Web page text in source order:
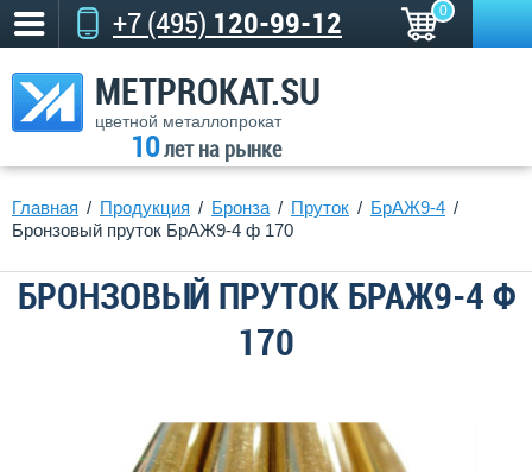
+7 (495) 120-99-12 0
METPROKAT.SU
цветной металлопрокат
10лет на рынке
Главная Продукция Бронза Пруток
БрАЖ9-4
Бронзовый пруток БрАЖ9-4 ф 170
БРОНЗОВЫЙ ПРУТОК БРАЖ9-4 Ф
170